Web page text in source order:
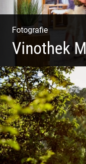
Fotografie
Vinothek
Shooting Vinothek